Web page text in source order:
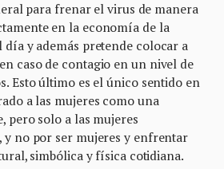
para frenar el virus de manera
en la economía de la
día y además pretende colocar a
caso de contagio en un nivel de
Esto último es el único sentido en
a las mujeres como una
pero solo a las mujeres
y no por ser mujeres y enfrentar
simbólica y física cotidiana.